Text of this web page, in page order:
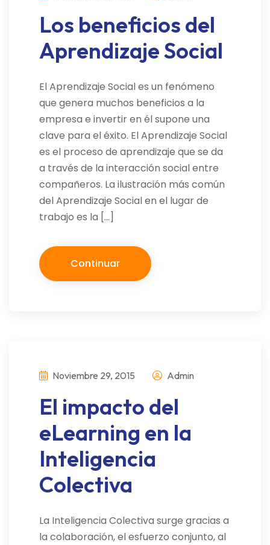
Los beneficios del
Aprendizaje Social
El Aprendizaje Social es un fenómeno
que genera muchos beneficios a la
empresa e invertir en él supone una
clave para el éxito. El Aprendizaje Social
es el proceso de aprendizaje que se da
a través de la interacción social entre
compañeros. La ilustración más común
del Aprendizaje Social en el lugar de
trabajo es la […]
Continuar
Noviembre 29, 2015 Admin
El impacto del
eLearning en la
Inteligencia
Colectiva
La Inteligencia Colectiva surge gracias a
la colaboración, el esfuerzo conjunto, al